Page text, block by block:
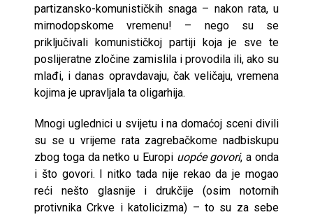
partizansko-komunističkih snaga – nakon rata, u
mirnodopskome vremenu! – nego su se
priključivali komunističkoj partiji koja je sve te
poslijeratne zločine zamislila i provodila ili, ako su
mlađi, i danas opravdavaju, čak veličaju, vremena
kojima je upravljala ta oligarhija.
Mnogi uglednici u svijetu i na domaćoj sceni divili
su se u vrijeme rata zagrebačkome nadbiskupu
zbog toga da netko u Europi uopće govori, a onda
i što govori. I nitko tada nije rekao da je mogao
reći nešto glasnije i drukčije (osim notornih
protivnika Crkve i katolicizma) – to su za sebe